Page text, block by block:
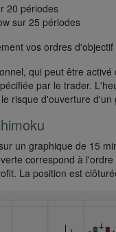
20 périodes
sur 25 périodes
vos ordres
qui peut être
par le trader.
risque d'ouverture d'un
un graphique de 15
correspond à
La position est